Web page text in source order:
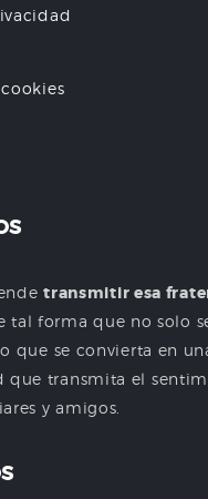
transmitir esa
tal forma que no solo
que se convierta en
que transmita el
y amigos.